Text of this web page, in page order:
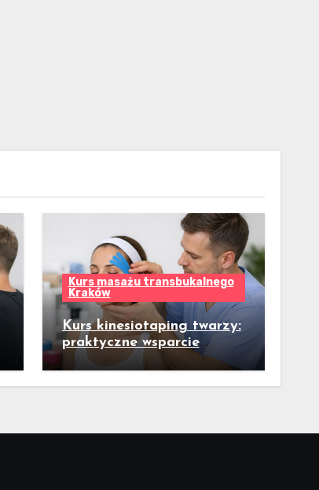
Kurs masażu transbukalnego
Kraków
Kurs kinesiotaping twarzy:
praktyczne wsparcie